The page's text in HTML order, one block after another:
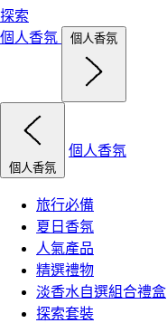
探索
個人香氛
個人香氛
個人香氛
個人香氛
旅行必備
夏日香氛
人氣產品
精選禮物
淡香水自選組合禮盒
探索套裝